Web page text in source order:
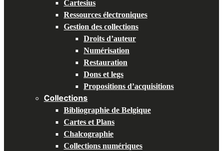
Cartesius
Ressources électroniques
Gestion des collections
Droits d’auteur
Numérisation
Restauration
Dons et legs
Propositions d’acquisitions
Collections
Bibliographie de Belgique
Cartes et Plans
Chalcographie
Collections numériques